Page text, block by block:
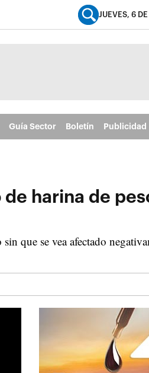
JUEVES, 6
Guía Sector Boletín Publicidad
harina de
que se vea afectado